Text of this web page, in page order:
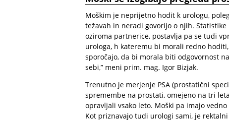
Moškim je neprijetno hodit k urologu,
težavah in neradi govorijo o njih.
oziroma partnerice, postavlja pa se tudi
urologa, h kateremu bi morali redno
sporočajo, da bi morala biti odgovornost
sebi,” meni prim. mag. Igor Bizjak.
Trenutno je merjenje PSA (prostatični
spremembe na prostati, omejeno na tri
opravljali vsako leto. Moški pa imajo
Kot priznavajo tudi urologi sami, je